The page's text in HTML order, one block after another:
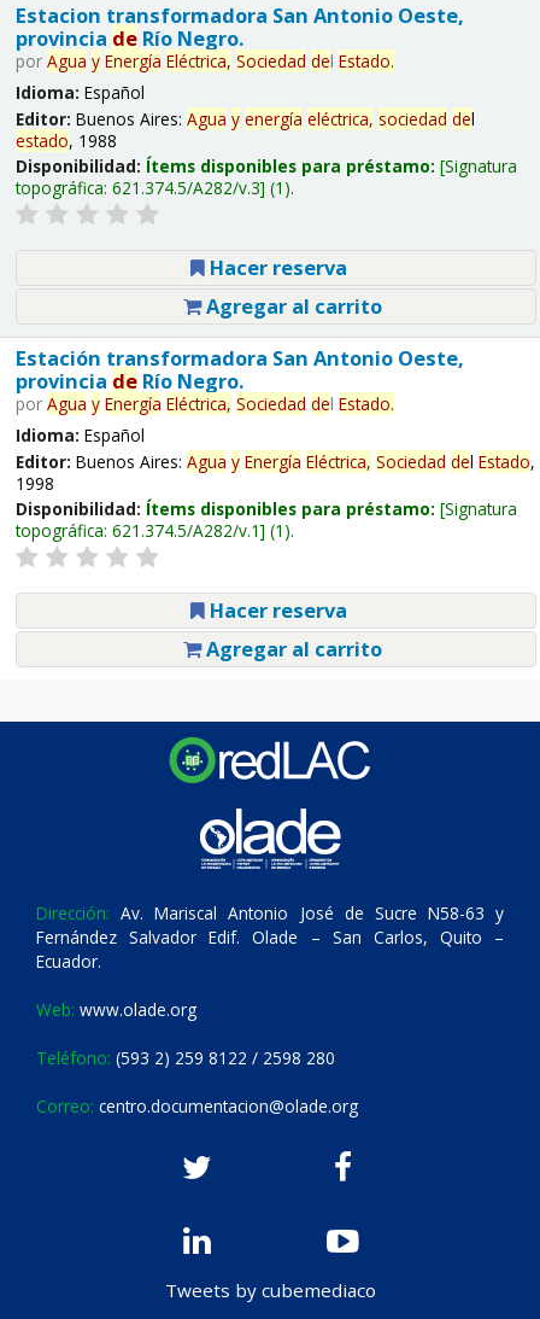
Estacion transformadora San Antonio Oeste,
provincia deRío Negro.
por Agua y Energía Eléctrica, Sociedad del Estado.
Idioma: Español
Editor: Buenos Aires: Agua y energía eléctrica, sociedad del
estado, 1988
Disponibilidad: Ítems disponibles para préstamo: Signatura
topográfica: 621.374.5/A282/v.3 (1).
Hacer reserva
Agregar al carrito
Estación transformadora San Antonio Oeste,
provincia deRío Negro.
por Agua y Energía Eléctrica, Sociedad del Estado.
Idioma: Español
Editor: Buenos Aires: Agua y Energía Eléctrica, Sociedad del Estado,
1998
Disponibilidad: Ítems disponibles para préstamo: Signatura
topográfica: 621.374.5/A282/v.1 (1).
Hacer reserva
Agregar al carrito
Dirección: Av. Mariscal Antonio José de Sucre N58-63 y
Fernández Salvador Edif. Olade – San Carlos, Quito –
Ecuador.
Web: www.olade.org
Teléfono: (593 2) 259 8122 / 2598 280
Correo: centro.documentacion@olade.org
Tweets by cubemediaco